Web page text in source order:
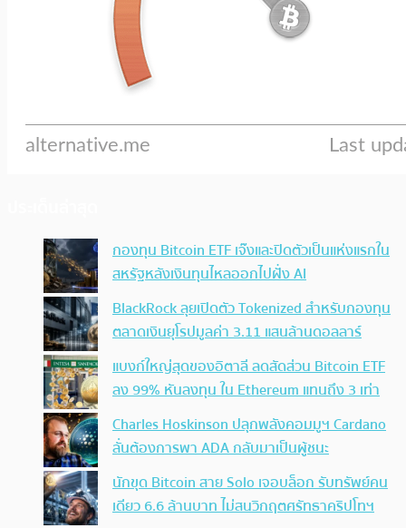
กองทุน Bitcoin ETF เจ๊งและปิดตัวเป็นแห่งแรกใน
สหรัฐหลังเงินทุนไหลออกไปฝั่ง AI
BlackRock ลุยเปิดตัว Tokenized สำหรับกองทุน
ตลาดเงินยุโรปมูลค่า 3.11 แสนล้านดอลลาร์
แบงก์ใหญ่สุดของอิตาลี ลดสัดส่วน Bitcoin ETF
ลง 99% หันลงทุน ใน Ethereum แทนถึง 3 เท่า
Charles Hoskinson ปลุกพลังคอมมูฯ Cardano
ลั่นต้องการพา ADA กลับมาเป็นผู้ชนะ
นักขุด Bitcoin สาย Solo เจอบล็อก รับทรัพย์คน
เดียว 6.6 ล้านบาท ไม่สนวิกฤตศรัทธาคริปโทฯ